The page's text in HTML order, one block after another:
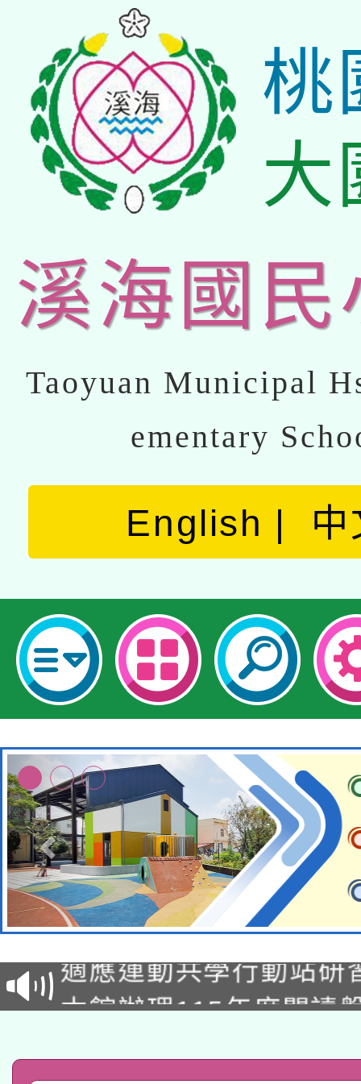
桃
大
溪海國民
Taoyuan Municipal
ementary
English 中
本校115學年度第2次
招甄選結果公告(無人
招)
適應運動共學行動站研
本館辦理115年度閱讀